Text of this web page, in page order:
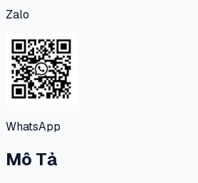
Zalo
WhatsApp
Mô Tả